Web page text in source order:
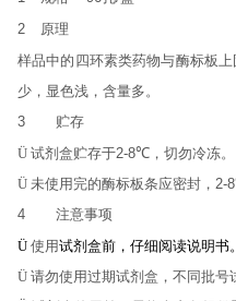
2
原理
样品中的四环素类药物与酶标板
少，显色浅，含量多。
3
贮存
Ü 试剂盒贮存于2-8℃ ，切勿冷冻。
Ü 未使用完的酶标板条应密封， 2-
4
注意事项
Ü 使用试剂盒前，仔细阅读说明书。
Ü 请勿使用过期试剂盒，不同批号